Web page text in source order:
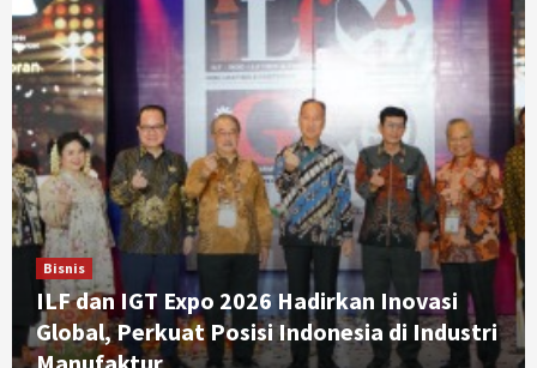
Bisnis
ILF dan IGT Expo 2026 Hadirkan Inovasi
Global, Perkuat Posisi Indonesia di Industri